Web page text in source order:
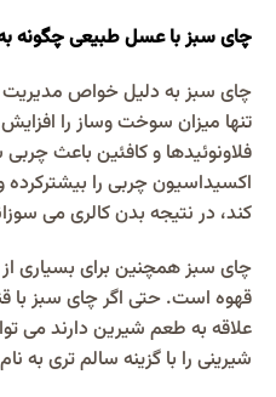
چای سبز با عسل طبیعی چگونه
چای سبز به دلیل خواص
تنها میزان سوخت وساز را
فلاونوئیدها و کافئین باعث
اکسیداسیون چربی را
کند، در نتیجه بدن کالری می
چای سبز همچنین برای بسیاری
قهوه است. حتی اگر چای سبز با
علاقه به طعم شیرین دارند می
شیرینی را با گزینه سالم تری به